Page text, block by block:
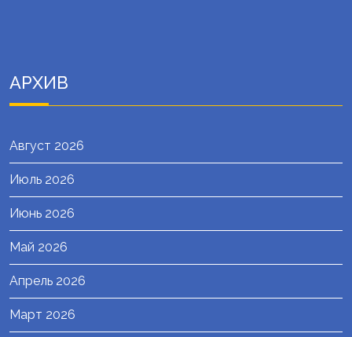
АРХИВ
Август 2026
Июль 2026
Июнь 2026
Май 2026
Апрель 2026
Март 2026